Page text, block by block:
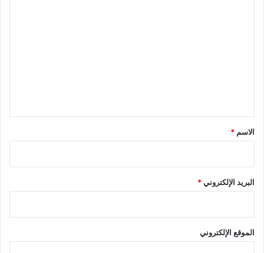
*
الاسم *
البريد الإلكتروني*
الموقع الإلكتروني